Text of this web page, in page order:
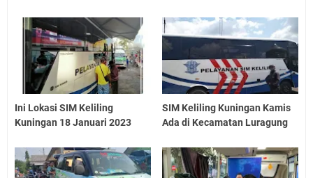
Ini Lokasi SIM Keliling
Kuningan 18 Januari 2023
SIM Keliling Kuningan Kamis
Ada di Kecamatan Luragung